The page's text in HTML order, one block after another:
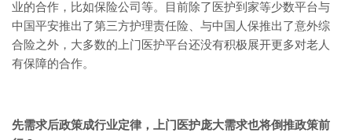
业的合作，比如保险公司等。目前除了医护到家等少数平台与
中国平安推出了第三方护理责任险、与中国人保推出了意外综
合险之外，大多数的上门医护平台还没有积极展开更多对老人
有保障的合作。
先需求后政策成行业定律，上门医护庞大需求也将倒推政策前